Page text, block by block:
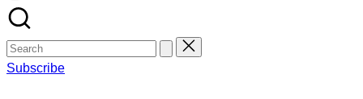
Search
for:
Subscribe